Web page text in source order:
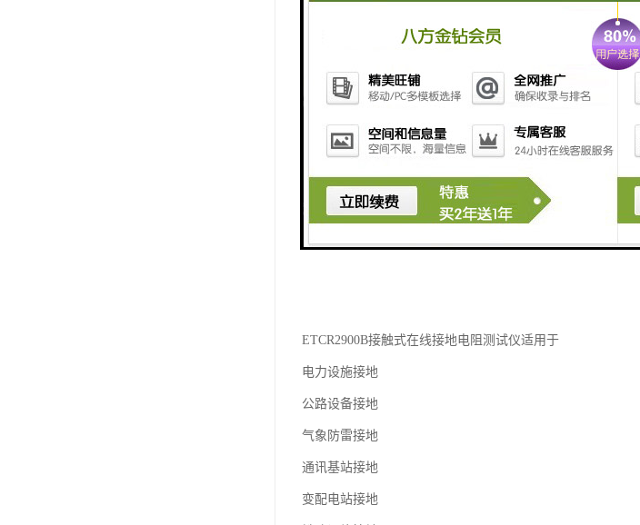
ETCR2900B接触式在线接地电阻测试仪适用于
电力设施接地
公路设备接地
气象防雷接地
通讯基站接地
变配电站接地